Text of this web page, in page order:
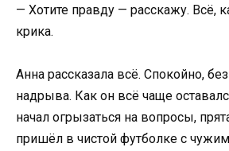
— Хотите правду — расскажу. Всё,
крика.
Анна рассказала всё. Спокойно,
надрыва. Как он всё чаще
начал огрызаться на вопросы,
пришёл в чистой футболке с